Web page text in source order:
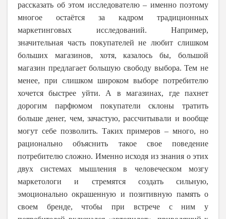
рассказать об этом исследователю – именно поэтому
многое остаётся за кадром традиционных
маркетинговых исследований. Например,
значительная часть покупателей не любит слишком
больших магазинов, хотя, казалось бы, большой
магазин предлагает большую свободу выбора. Тем не
менее, при слишком широком выборе потребителю
хочется быстрее уйти. А в магазинах, где пахнет
дорогим парфюмом покупатели склоны тратить
больше денег, чем, зачастую, рассчитывали и вообще
могут себе позволить. Таких примеров – много, но
рационально объяснить такое свое поведение
потребителю сложно. Именно исходя из знания о этих
двух системах мышления в человеческом мозгу
маркетологи и стремятся создать сильную,
эмоционально окрашенную и позитивную память о
своем бренде, чтобы при встрече с ним у